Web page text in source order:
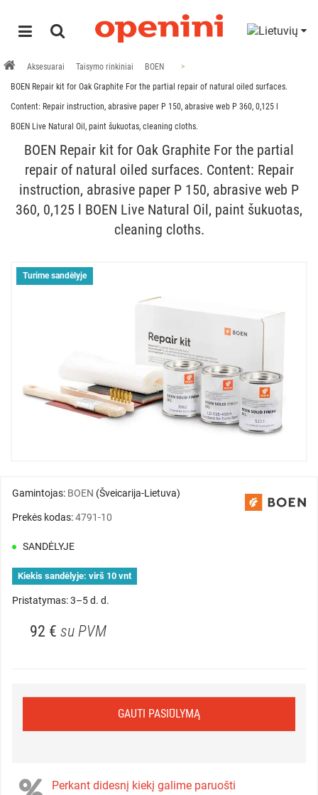
Aksesuarai Taisymo rinkiniai
BOEN
BOEN Repair kit for Oak Graphite For the partial repair of natural oiled surfaces.
Content: Repair instruction, abrasive paper P 150, abrasive web P 360, 0,125 l
BOEN Live Natural Oil, paint šukuotas, cleaning cloths.
BOEN Repair kit for Oak Graphite For the partial
repair of natural oiled surfaces. Content: Repair
instruction, abrasive paper P 150, abrasive web P
360, 0,125 l BOEN Live Natural Oil, paint šukuotas,
cleaning cloths.
Turime sandėlyje
Gamintojas: BOEN (Šveicarija-Lietuva)
Prekės kodas:4791-10
SANDĖLYJE
Kiekis sandėlyje: virš 10 vnt
Pristatymas: 3–5 d. d.
92 € su PVM
GAUTI PASIŪLYMĄ
Perkant didesnį kiekį galime paruošti